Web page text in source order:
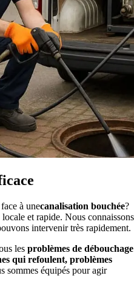
à unecanalisation bouchée?
et rapide. Nous connaissons
intervenir très rapidement.
les problèmes de débouchage
qui refoulent, problèmes
sommes équipés pour agir